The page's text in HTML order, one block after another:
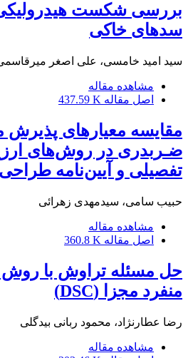
بررسی شکست
سدهای خاکی
سید امید خامسی، علی اصغر
مشاهده مقاله
اصل مقاله 437.59 K
مقایسه معیارهای پذیرش
ضـربدری در روش‌های
تفصیلی و آیین‌نامه
حبیب سامی، سیدمهدی زهرائی
مشاهده مقاله
اصل مقاله 360.8 K
حل مسئله تراوش با روش
منفرد مجزا (DSC)
رضا عطارنژاد، محمود ربانی بیدگلی
مشاهده مقاله